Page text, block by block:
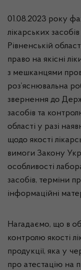
01.08.2023 року
лікарських
Рівненській
право на якісні
з мешканцями
роз’яснювальна
звернення до
засобів та
області у разі
щодо якості
вимоги Закону
особливості
засобів, терміни
інформаційні
Нагадаємо, що в
контролю якості
продукції, яка у
про атестацію на